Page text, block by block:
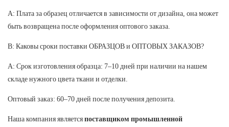
A: Плата за образец отличается в зависимости от дизайна, она может
быть возвращена после оформления оптового заказа.
В: Каковы сроки поставки ОБРАЗЦОВ и ОПТОВЫХ ЗАКАЗОВ?
A: Срок изготовления образца: 7–10 дней при наличии на нашем
складе нужного цвета ткани и отделки.
Оптовый заказ: 60–70 дней после получения депозита.
Наша компания являетсяпоставщиком промышленной